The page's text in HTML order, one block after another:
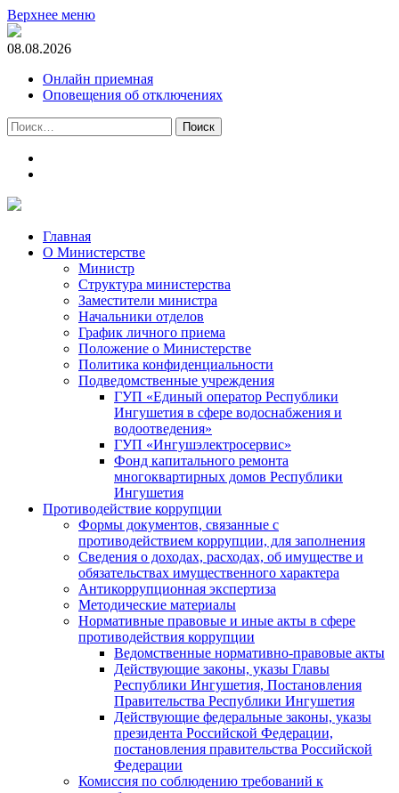
Верхнее меню
08.08.2026
Онлайн приемная
Оповещения об отключениях
Найти:
Главная
О Министерстве
Министр
Cтруктура министерства
Заместители министра
Начальники отделов
График личного приема
Положение о Министерстве
Политика конфиденциальности
Подведомственные учреждения
ГУП «Единый оператор Республики
Ингушетия в сфере водоснабжения и
водоотведения»
ГУП «Ингушэлектросервис»
Фонд капитального ремонта
многоквартирных домов Республики
Ингушетия
Противодействие коррупции
Формы документов, связанные с
противодействием коррупции, для заполнения
Сведения о доходах, расходах, об имуществе и
обязательствах имущественного характера
Антикоррупционная экспертиза
Методические материалы
Нормативные правовые и иные акты в сфере
противодействия коррупции
Ведомственные нормативно-правовые акты
Действующие законы, указы Главы
Республики Ингушетия, Постановления
Правительства Республики Ингушетия
Действующие федеральные законы, указы
президента Российской Федерации,
постановления правительства Российской
Федерации
Комиссия по соблюдению требований к